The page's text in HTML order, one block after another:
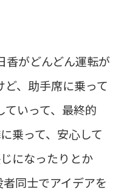
香がどんどん運転が
ど、助手席に乗って
ていって、最終的
乗って、安心して
になったりとか
同士でアイデアを